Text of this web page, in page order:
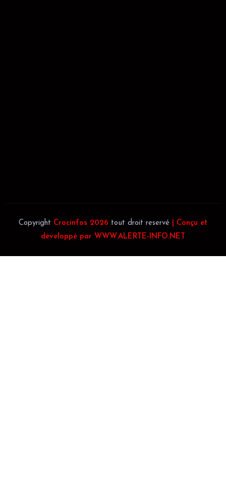
Copyright Crocinfos 2026 tout droit reservé
| Conçu et
développé par WWW.ALERTE-INFO.NET